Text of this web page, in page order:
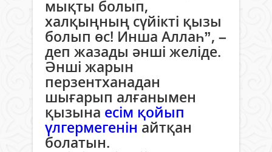
мықты болып,
xалқыңның сүйікті қызы
болып өс! Инша Аллаһ”, –
деп жазады әнші желіде.
Әнші жарын
перзентханадан
шығарып алғанымен
қызына есім қойып
үлгермегенін айтқан
болатын.